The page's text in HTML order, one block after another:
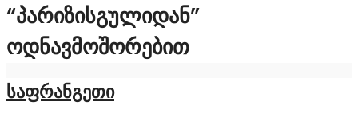
“ᲞᲐᲠᲘᲖᲘᲡᲒᲣᲚᲘᲓᲐᲜ”
ᲝᲓᲜᲐᲕᲛᲝᲨᲝᲠᲔᲑᲘᲗ
საფრანგეთი